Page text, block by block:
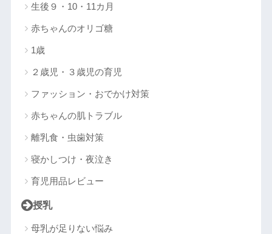
生後９・10・11カ月
赤ちゃんのオリゴ糖
1歳
２歳児・３歳児の育児
ファッション・おでかけ対策
赤ちゃんの肌トラブル
離乳食・虫歯対策
寝かしつけ・夜泣き
育児用品レビュー
授乳
母乳が足りない悩み